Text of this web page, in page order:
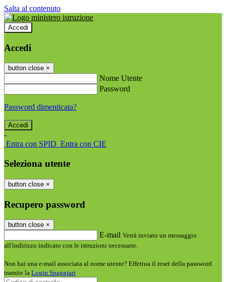
Salta al contenuto
Accedi
Accedi
button close ×
Nome Utente
Password
Password dimenticata?
-
Entra con SPID Entra con CIE
Seleziona utente
button close ×
Recupero password
button close ×
E-mail Verrà inviato un messaggio
all'indirizzo indicato con le istruzioni necessarie.
Non hai una e-mail associata al nome utente? Effettua il reset della password
tramite la Login Spaggiari